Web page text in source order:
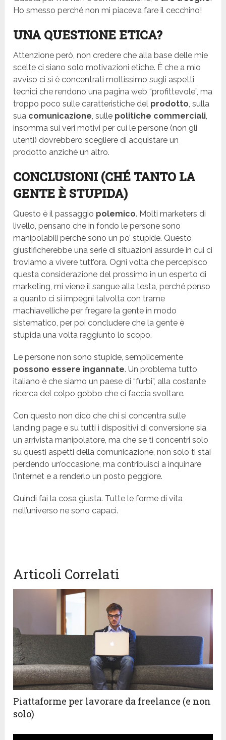
Ho smesso perché non mi piaceva fare il cecchino!
UNA QUESTIONE ETICA?
Attenzione però, non credere che alla base delle mie
scelte ci siano solo motivazioni etiche. È che a mio
avviso ci si è concentrati moltissimo sugli aspetti
tecnici che rendono una pagina web “profittevole”, ma
troppo poco sulle caratteristiche del prodotto, sulla
sua comunicazione, sulle politiche commerciali,
insomma sui veri motivi per cui le persone (non gli
utenti) dovrebbero scegliere di acquistare un
prodotto anziché un altro.
CONCLUSIONI (CHÉ TANTO LA
GENTE È STUPIDA)
Questo è il passaggio polemico. Molti marketers di
livello, pensano che in fondo le persone sono
manipolabili perché sono un po’ stupide. Questo
giustificherebbe una serie di situazioni assurde in cui ci
troviamo a vivere tutt’ora. Ogni volta che percepisco
questa considerazione del prossimo in un esperto di
marketing, mi viene il sangue alla testa, perché penso
a quanto ci si impegni talvolta con trame
machiavelliche per fregare la gente in modo
sistematico, per poi concludere che la gente è
stupida una volta raggiunto lo scopo.
Le persone non sono stupide, semplicemente
possono essere ingannate. Un problema tutto
italiano è che siamo un paese di “furbi”, alla costante
ricerca del colpo gobbo che ci faccia svoltare.
Con questo non dico che chi si concentra sulle
landing page e su tutti i dispositivi di conversione sia
un arrivista manipolatore, ma che se ti concentri solo
su questi aspetti della comunicazione, non solo ti stai
perdendo un’occasione, ma contribuisci a inquinare
l’internet e a renderlo un posto peggiore.
Quindi fai la cosa giusta. Tutte le forme di vita
nell’universo ne sono capaci.
Articoli Correlati
Piattaforme per lavorare da freelance (e non
solo)